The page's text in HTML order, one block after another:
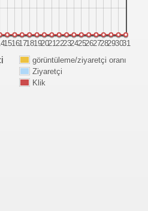
1516171819202122232425262728293031
görüntüleme/ziyaretçi oranı
Ziyaretçi
Klik